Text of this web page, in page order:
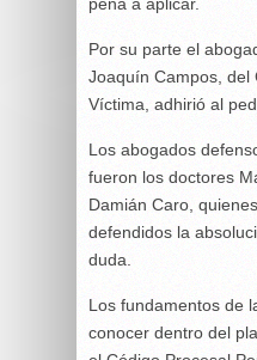
Por su parte el
Joaquín Campos, del
Víctima, adhirió al
Los abogados
fueron los doctores
Damián Caro,
defendidos la
duda.
Los fundamentos de
conocer dentro del